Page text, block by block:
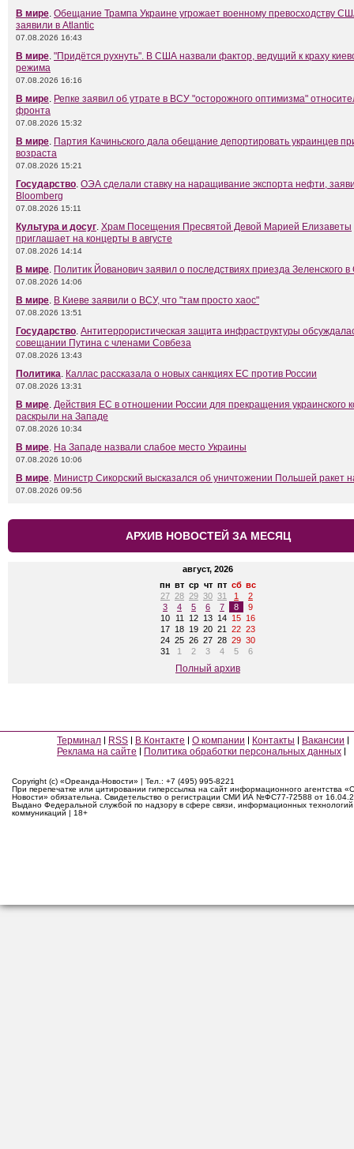
В мире. Обещание Трампа Украине угрожает военному превосходству
заявили в Atlantic
07.08.2026 16:43
В мире. "Придётся рухнуть". В США назвали фактор, ведущий к краху
режима
07.08.2026 16:16
В мире. Репке заявил об утрате в ВСУ "осторожного оптимизма"
фронта
07.08.2026 15:32
В мире. Партия Качиньского дала обещание депортировать украинцев
возраста
07.08.2026 15:21
Государство. ОЭА сделали ставку на наращивание экспорта нефти,
Bloomberg
07.08.2026 15:11
Культура и досуг. Храм Посещения Пресвятой Девой Марией Елизаветы
приглашает на концерты в августе
07.08.2026 14:14
В мире. Политик Йованович заявил о последствиях приезда Зеленского
07.08.2026 14:06
В мире. В Киеве заявили о ВСУ, что "там просто хаос"
07.08.2026 13:51
Государство. Антитеррористическая защита инфраструктуры
совещании Путина с членами Совбеза
07.08.2026 13:43
Политика. Каллас рассказала о новых санкциях ЕС против России
07.08.2026 13:31
В мире. Действия ЕС в отношении России для прекращения украинского
раскрыли на Западе
07.08.2026 10:34
В мире. На Западе назвали слабое место Украины
07.08.2026 10:06
В мире. Министр Сикорский высказался об уничтожении Польшей ракет
07.08.2026 09:56
АРХИВ НОВОСТЕЙ ЗА МЕСЯЦ
август, 2026
пн вт ср чт пт сб вс
27 28 29 30 31 1
2
3
4 5 6 7 8
9
10
11 12 13 14 15 16
17 18 19 20 21 22 23
24 25 26 27 28 29 30
31
1 2 3 4 5 6
Полный архив
Терминал RSS В Контакте О компании Контакты
Вакансии
Реклама на сайте
Политика обработки персональных данных
Copyright (c) «Ореанда-Новости» | Тел.: +7 (495) 995-8221
При перепечатке или цитировании гиперссылка на сайт информационного агентства
Новости» обязательна. Свидетельство о регистрации СМИ ИА №ФС77-72588 от
Выдано Федеральной службой по надзору в сфере связи, информационных
коммуникаций | 18+